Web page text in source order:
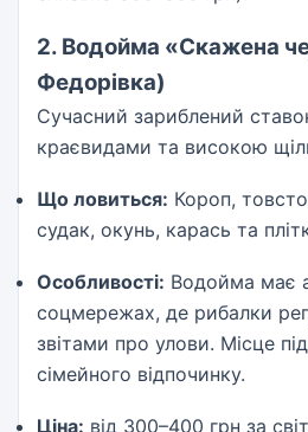
2. Водойма «Скажена
Федорівка)
Сучасний зариблений
краєвидами та високою
Що ловиться: Короп,
судак, окунь, карась та
Особливості: Водойма має
соцмережах, де рибалки
звітами про улови. Місце
сімейного відпочинку.
Ціна: від 300–400 грн за